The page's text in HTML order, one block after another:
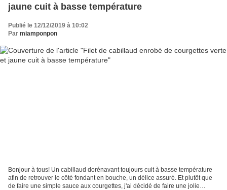
jaune cuit à basse température
Publié le 12/12/2019 à 10:02
Par miamponpon
Bonjour à tous! Un cabillaud dorénavant toujours cuit à basse température
afin de retrouver le côté fondant en bouche, un délice assuré. Et plutôt que
de faire une simple sauce aux courgettes, j'ai décidé de faire une jolie